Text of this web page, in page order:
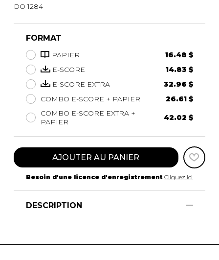
DO 1284
FORMAT
PAPIER
16.48 $
E-SCORE
14.83 $
E-SCORE EXTRA
32.96 $
COMBO E-SCORE + PAPIER
26.61 $
COMBO E-SCORE EXTRA +
PAPIER
42.02 $
AJOUTER AU PANIER
Besoin d'une licence d'enregistrement Cliquez ici
DESCRIPTION